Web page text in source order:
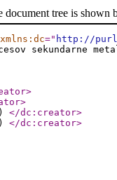
tree is shown
xmlns:dc=" http://
sekundarne
>
>
</dc:creator>
</dc:creator>